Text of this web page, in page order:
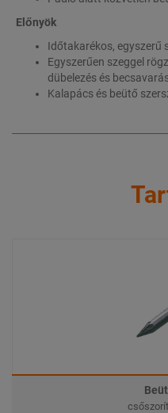
Előnyök
Időtakarékos, egyszerű
Egyszerűen szeggel
dübelezés és
Kalapács és beütő